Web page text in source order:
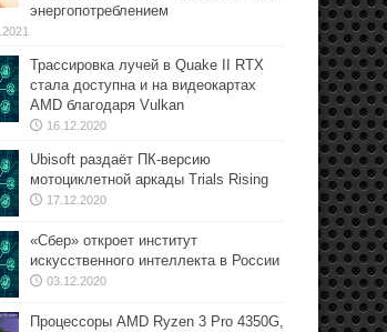
энергопотреблением
Трассировка лучей в Quake II RTX
стала доступна и на видеокартах
AMD благодаря Vulkan
16.12.2020
Ubisoft раздаёт ПК-версию
мотоциклетной аркады Trials Rising
17.12.2020
«Сбер» откроет институт
искусственного интеллекта в России
03.12.2020
Процессоры AMD Ryzen 3 Pro 4350G,